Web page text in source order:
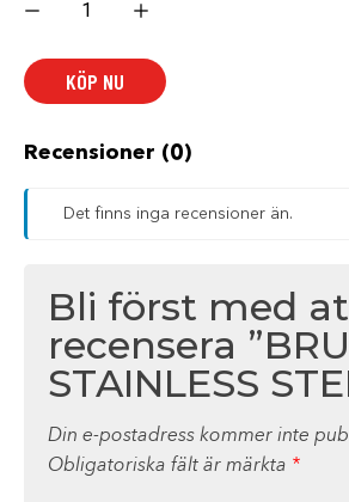
STAINLESS
mängd
KÖP NU
Recensioner (0)
Det finns inga recensioner än.
Bli först med
recensera
STAINLESS
Din e-postadress kommer inte
Obligatoriska fält är märkta *